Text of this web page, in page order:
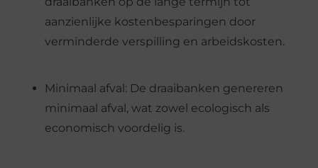
aanzienlijke kostenbesparingen door
verminderde verspilling en arbeidskosten.
Minimaal afval: De draaibanken genereren
minimaal afval, wat zowel ecologisch als
economisch voordelig is.